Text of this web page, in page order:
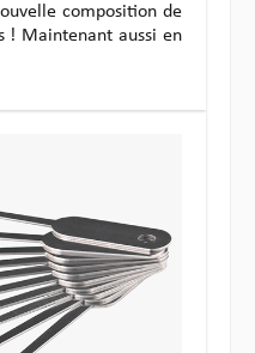
composition de
! Maintenant aussi en